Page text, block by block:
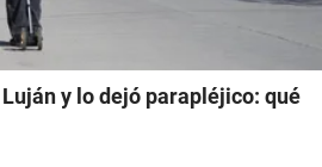
y lo dejó parapléjico: qué